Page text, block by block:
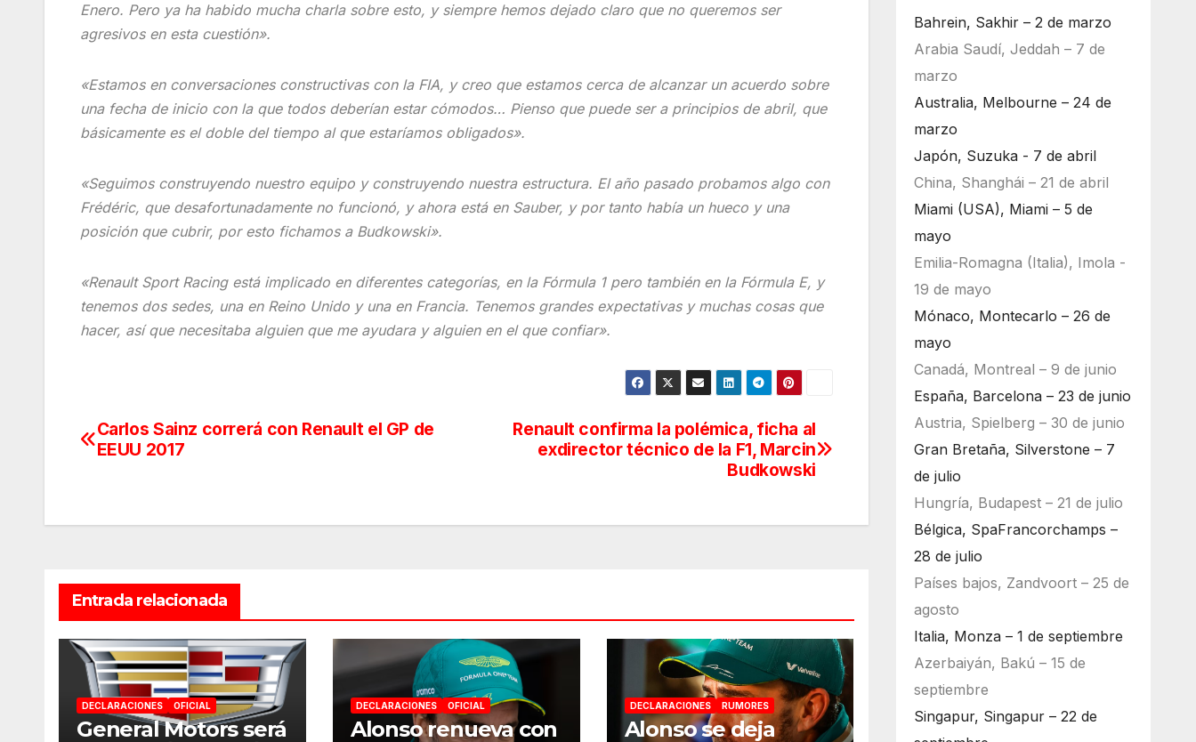
Enero. Pero ya ha habido mucha charla sobre esto, y siempre hemos dejado claro que no queremos ser
agresivos en esta cuestión».
«Estamos en conversaciones constructivas con la FIA, y creo que estamos cerca de alcanzar un acuerdo sobre
una fecha de inicio con la que todos deberían estar cómodos… Pienso que puede ser a principios de abril, que
básicamente es el doble del tiempo al que estaríamos obligados».
«Seguimos construyendo nuestro equipo y construyendo nuestra estructura. El año pasado probamos algo con
Frédéric, que desafortunadamente no funcionó, y ahora está en Sauber, y por tanto había un hueco y una
posición que cubrir, por esto fichamos a Budkowski».
«Renault Sport Racing está implicado en diferentes categorías, en la Fórmula 1 pero también en la Fórmula E, y
tenemos dos sedes, una en Reino Unido y una en Francia. Tenemos grandes expectativas y muchas cosas que
hacer, así que necesitaba alguien que me ayudara y alguien en el que confiar».
Navegación
Renault confirma la polémica, ficha al
exdirector técnico de la F1, Marcin
Budkowski
Carlos Sainz correrá con Renault el GP de
EEUU 2017
Entrada relacionada
DECLARACIONES OFICIAL
General Motors será
DECLARACIONES OFICIAL
Alonso renueva con
DECLARACIONES RUMORES
Alonso se deja
Bahrein, Sakhir – 2 de marzo
Arabia Saudí, Jeddah – 7 de
marzo
Australia, Melbourne – 24 de
marzo
Japón, Suzuka - 7 de abril
China, Shanghái – 21 de abril
Miami (USA), Miami – 5 de
mayo
Emilia-Romagna (Italia), Imola -
19 de mayo
Mónaco, Montecarlo – 26 de
mayo
Canadá, Montreal – 9 de junio
España, Barcelona – 23 de junio
Austria, Spielberg – 30 de junio
Gran Bretaña, Silverstone – 7
de julio
Hungría, Budapest – 21 de julio
Bélgica, SpaFrancorchamps –
28 de julio
Países bajos, Zandvoort – 25 de
agosto
Italia, Monza – 1 de septiembre
Azerbaiyán, Bakú – 15 de
septiembre
Singapur, Singapur – 22 de